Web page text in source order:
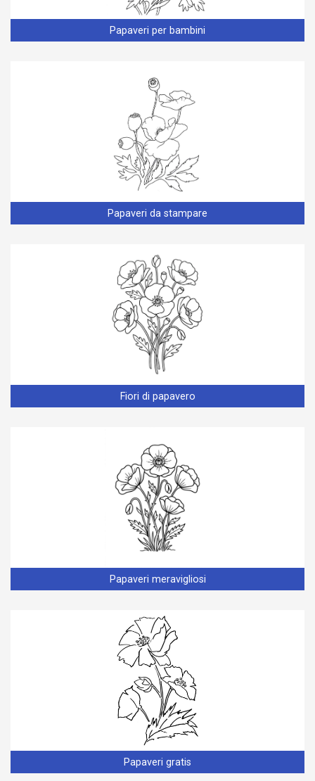
Papaveri per bambini
Papaveri da stampare
Fiori di papavero
Papaveri meravigliosi
Papaveri gratis